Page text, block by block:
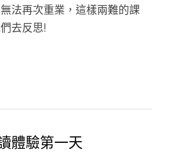
法再次重業，這樣兩難的課
去反思!
體驗第一天